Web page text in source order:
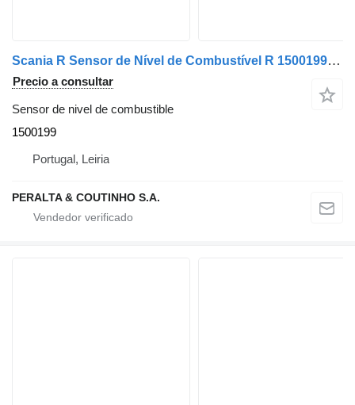
Scania R Sensor de Nível de Combustível R 1500199 sensor de nivel de combustible para Scania camión
Precio a consultar
Sensor de nivel de combustible
1500199
Portugal, Leiria
PERALTA & COUTINHO S.A.